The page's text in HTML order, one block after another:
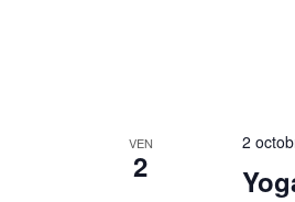
VEN
2
2